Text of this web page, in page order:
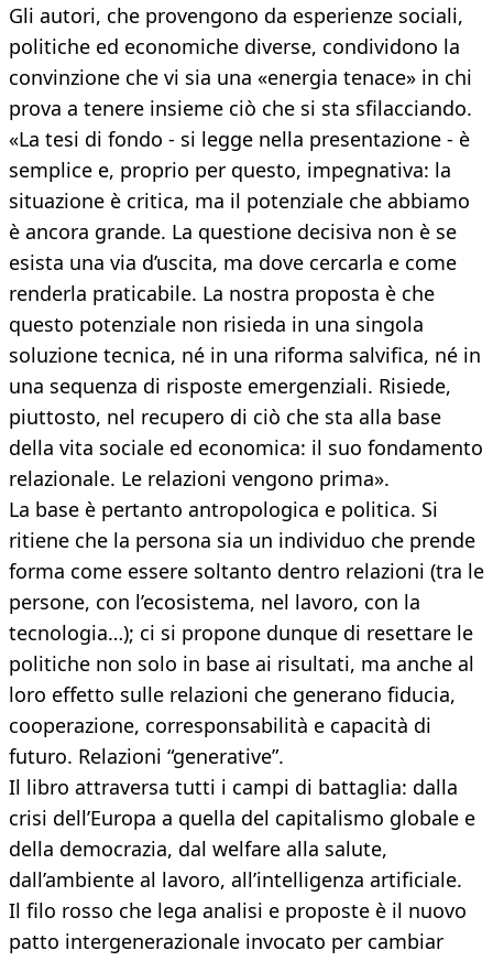
Gli autori, che provengono da esperienze sociali,
politiche ed economiche diverse, condividono la
convinzione che vi sia una «energia tenace» in chi
prova a tenere insieme ciò che si sta sfilacciando.
«La tesi di fondo - si legge nella presentazione - è
semplice e, proprio per questo, impegnativa: la
situazione è critica, ma il potenziale che abbiamo
è ancora grande. La questione decisiva non è se
esista una via d’uscita, ma dove cercarla e come
renderla praticabile. La nostra proposta è che
questo potenziale non risieda in una singola
soluzione tecnica, né in una riforma salvifica, né in
una sequenza di risposte emergenziali. Risiede,
piuttosto, nel recupero di ciò che sta alla base
della vita sociale ed economica: il suo fondamento
relazionale. Le relazioni vengono prima».
La base è pertanto antropologica e politica. Si
ritiene che la persona sia un individuo che prende
forma come essere soltanto dentro relazioni (tra le
persone, con l’ecosistema, nel lavoro, con la
tecnologia…); ci si propone dunque di resettare le
politiche non solo in base ai risultati, ma anche al
loro effetto sulle relazioni che generano fiducia,
cooperazione, corresponsabilità e capacità di
futuro. Relazioni “generative”.
Il libro attraversa tutti i campi di battaglia: dalla
crisi dell’Europa a quella del capitalismo globale e
della democrazia, dal welfare alla salute,
dall’ambiente al lavoro, all’intelligenza artificiale.
Il filo rosso che lega analisi e proposte è il nuovo
patto intergenerazionale invocato per cambiar